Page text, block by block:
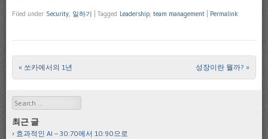
Filed under Security, 일하기 Tagged Leadership, team management Permalink
Post navigation
« 쏘카에서의 1년 성장이란 뭘까? »
Search
최근 글
효과적인 AI – 30:70에서 10:90으로